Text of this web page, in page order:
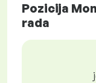
Pozicija
rada